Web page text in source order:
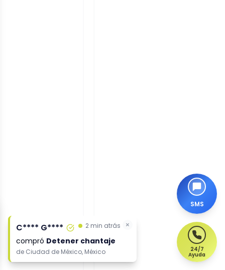
C**** G**** 2 min atrás
compró Detener chantaje
de Ciudad de México, México
×
C**** G**** 2 min atrás
compró Detener chantaje
de Ciudad de México, México
×
24/7
Ayuda
SMS